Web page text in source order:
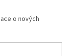
o nových